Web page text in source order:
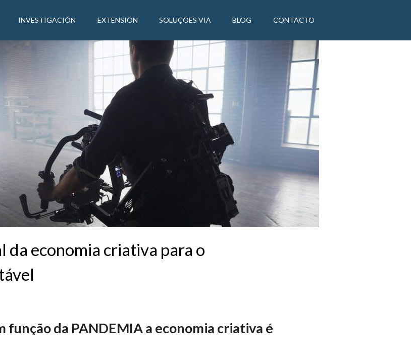
INVESTIGACIÓN EXTENSIÓN SOLUÇÕES VIA BLOG CONTACTO
da economia criativa para o
função da PANDEMIA a economia criativa é